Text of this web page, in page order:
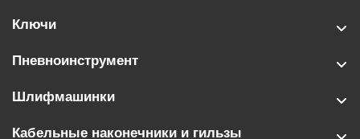
Ключи
Пневноинструмент
Шлифмашинки
Кабельные наконечники и гильзы